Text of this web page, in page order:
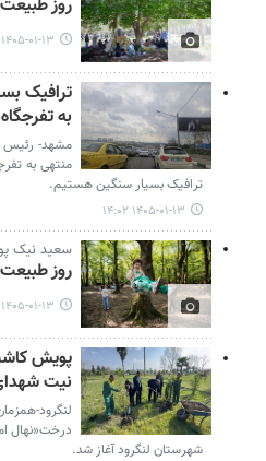
روز
۱۴۰۵-۰۱-۱۳ ۱۴:۴۷
ترافیک
به
مشهد- رئیس
منتهی به
ترافیک بسیار سنگین هستیم.
۱۴۰۵-۰۱-۱۳ ۱۴:۰۲
سعید نیک
روز
۱۴۰۵-۰۱-۱۳ ۱۳:۴۷
پویش
نیت
لنگرود-
درخت«نهال
شهرستان لنگرود آغاز شد.